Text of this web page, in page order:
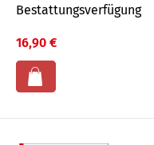
Bestat­tungs­ver­fügung
16,90 €